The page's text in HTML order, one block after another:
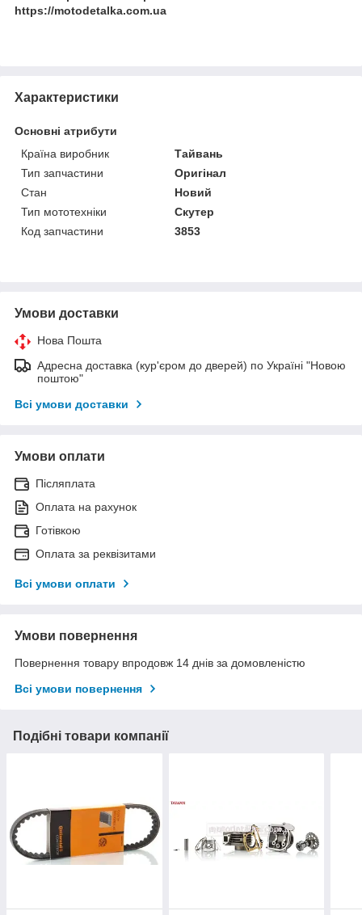
https://motodetalka.com.ua
Характеристики
Основні атрибути
Країна виробник
Тайвань
Тип запчастини
Оригінал
Стан
Новий
Тип мототехніки
Скутер
Код запчастини
3853
Умови доставки
Нова Пошта
Адресна доставка (кур'єром до дверей) по Україні "Новою
поштою"
Всі умови доставки
Умови оплати
Післяплата
Оплата на рахунок
Готівкою
Оплата за реквізитами
Всі умови оплати
Умови повернення
Повернення товару впродовж 14 днів за домовленістю
Всі умови повернення
Подібні товари компанії